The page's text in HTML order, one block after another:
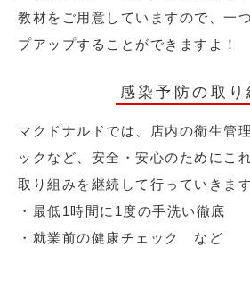
教材をご用意していますので、一
プアップすることができますよ！
感染予防の取り
マクドナルドでは、店内の衛生管
ックなど、安全・安心のためにこ
取り組みを継続して行っていきます
・最低1時間に1度の手洗い徹底
・就業前の健康チェック など